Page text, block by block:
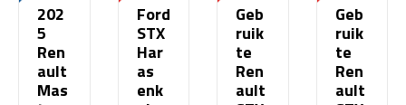
202
5
Ren
ault
Mas
Ford
STX
Har
as
enk
Geb
ruik
te
Ren
ault
Geb
ruik
te
Ren
ault